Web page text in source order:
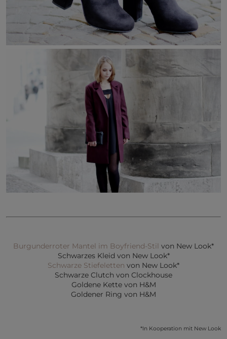
Burgunderroter Mantel im Boyfriend-Stil von New Look*
Schwarzes Kleid von New Look*
Schwarze Stiefeletten von New Look*
Schwarze Clutch von Clockhouse
Goldene Kette von H&M
Goldener Ring von H&M
*In Kooperation mit New Look